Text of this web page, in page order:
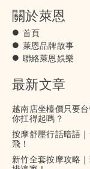
關於萊恩
首頁
萊恩品牌故事
聯絡萊恩娛樂
最新文章
越南店坐檯價只要
你扛得起嗎？
按摩舒壓行話暗語
飛！
新竹全套按摩攻略